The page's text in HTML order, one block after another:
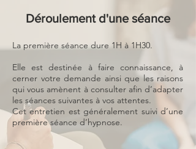
Séances et Tarifs
Déroulement d'une séance
La première séance dure 1H à 1H30.
Elle est destinée à faire connaissance, à
cerner votre demande ainsi que les raisons
qui vous amènent à consulter afin d’adapter
les séances suivantes à vos attentes.
Cet entretien est généralement suivi d’une
première séance d’hypnose.